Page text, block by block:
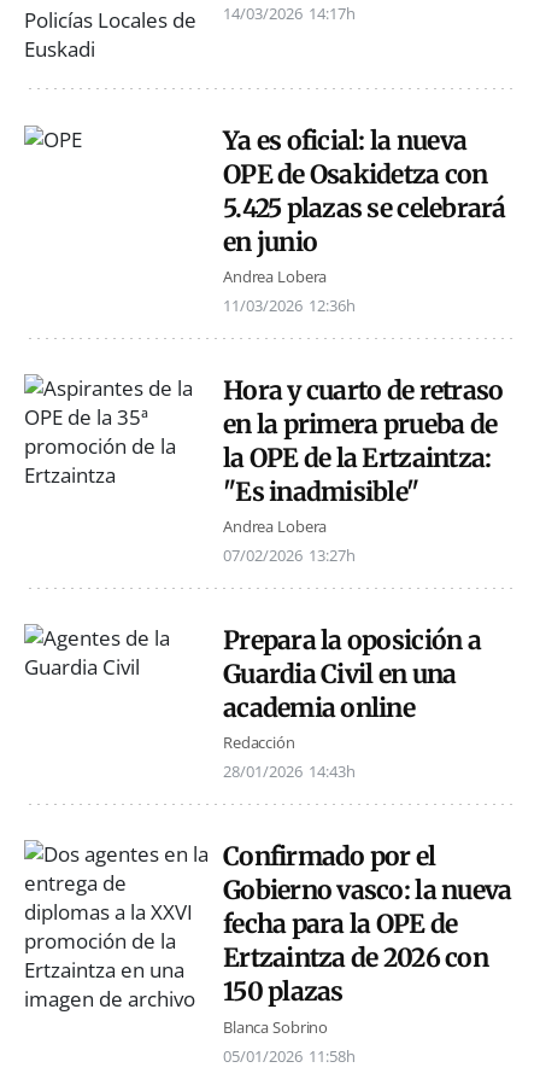
14/03/2026 14:17h
Ya es oficial: la nueva
OPE de Osakidetza con
5.425 plazas se celebrará
en junio
Andrea Lobera
11/03/2026 12:36h
Hora y cuarto de retraso
en la primera prueba de
la OPE de la Ertzaintza:
"Es inadmisible"
Andrea Lobera
07/02/2026 13:27h
Prepara la oposición a
Guardia Civil en una
academia online
Redacción
28/01/2026 14:43h
Confirmado por el
Gobierno vasco: la nueva
fecha para la OPE de
Ertzaintza de 2026 con
150 plazas
Blanca Sobrino
05/01/2026 11:58h